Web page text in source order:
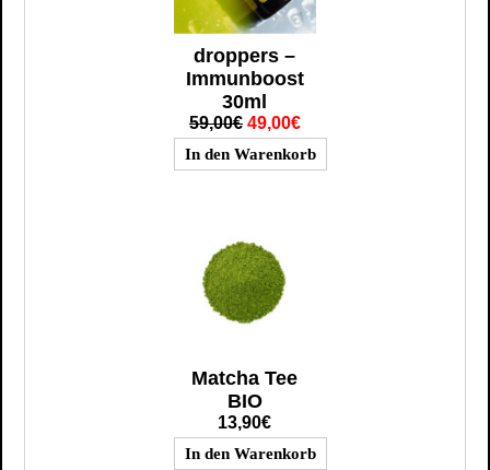
droppers –
Immunboost
30ml
59,00€ 49,00€
Matcha Tee
BIO
13,90€